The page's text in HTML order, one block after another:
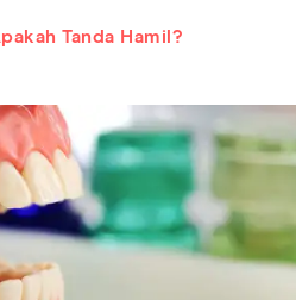
Tanda Hamil?